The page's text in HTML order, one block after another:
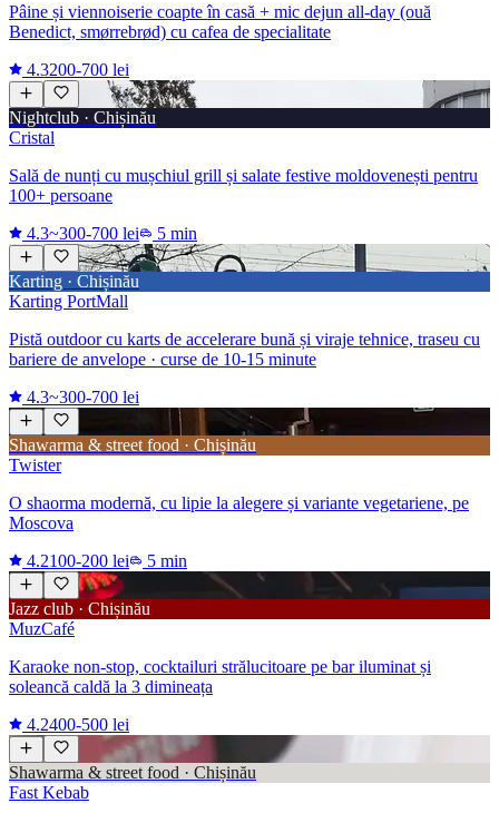
Pâine și viennoiserie coapte în casă + mic dejun all-day (ouă
Benedict, smørrebrød) cu cafea de specialitate
4.3200-700 lei
Nightclub · Chișinău
Cristal
Sală de nunți cu mușchiul grill și salate festive moldovenești pentru
100+ persoane
4.3~300-700 lei 5 min
Karting · Chișinău
Karting PortMall
Pistă outdoor cu karts de accelerare bună și viraje tehnice, traseu cu
bariere de anvelope · curse de 10-15 minute
4.3~300-700 lei
Shawarma & street food · Chișinău
Twister
O shaorma modernă, cu lipie la alegere și variante vegetariene, pe
Moscova
4.2100-200 lei 5 min
Jazz club · Chișinău
MuzCafé
Karaoke non-stop, cocktailuri strălucitoare pe bar iluminat și
soleancă caldă la 3 dimineața
4.2400-500 lei
Shawarma & street food · Chișinău
Fast Kebab